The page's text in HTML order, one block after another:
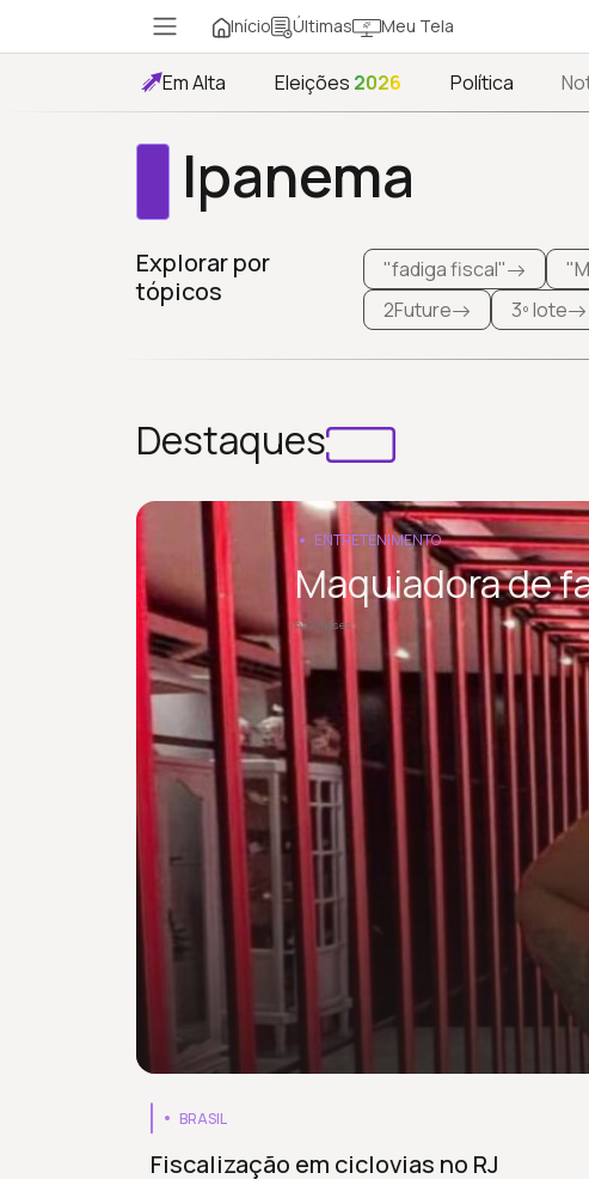
Início Últimas Meu Tela
Em Alta Eleições 2026 Política
Ipanema
Explorar por
tópicos
"fadiga fiscal"
2Future
3º lote
Destaques
ENTRETENIMENTO
Maquiadora de
há 2 meses
BRASIL
Fiscalização em ciclovias no RJ